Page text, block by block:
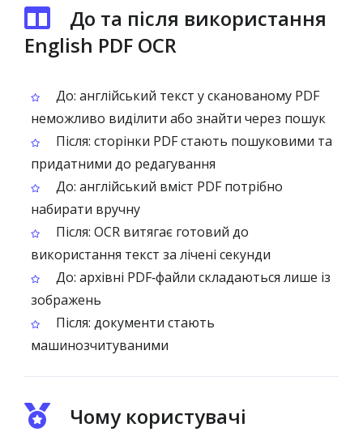
До та після використання
English PDF OCR
До: англійський текст у сканованому PDF
неможливо виділити або знайти через пошук
Після: сторінки PDF стають пошуковими та
придатними до редагування
До: англійський вміст PDF потрібно
набирати вручну
Після: OCR витягає готовий до
використання текст за лічені секунди
До: архівні PDF‑файли складаються лише із
зображень
Після: документи стають
машинозчитуваними
Чому користувачі